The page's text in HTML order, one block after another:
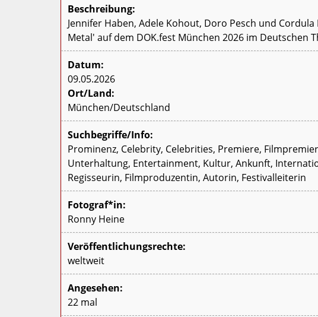
Beschreibung:
Jennifer Haben, Adele Kohout, Doro Pesch und
Metal' auf dem DOK.fest München 2026 im Deutschen
Datum:
09.05.2026
Ort/Land:
München/Deutschland
Suchbegriffe/Info:
Prominenz, Celebrity, Celebrities, Premiere,
Unterhaltung, Entertainment, Kultur, Ankunft,
Regisseurin, Filmproduzentin, Autorin, Festivalleiterin
Fotograf*in:
Ronny Heine
Veröffentlichungsrechte:
weltweit
Angesehen:
22 mal